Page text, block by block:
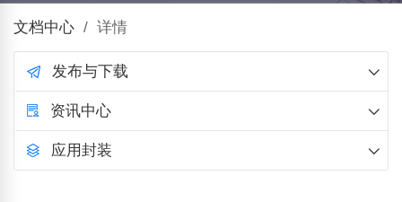
文档中心 / 详情
发布与下载
资讯中心
应用封装